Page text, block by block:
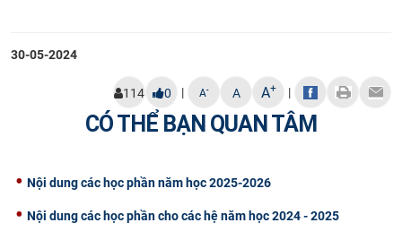
30-05-2024
114 0 | A- A A+ |
CÓ THỂ BẠN QUAN TÂM
Nội dung các học phần năm học 2025-2026
Nội dung các học phần cho các hệ năm học 2024 - 2025